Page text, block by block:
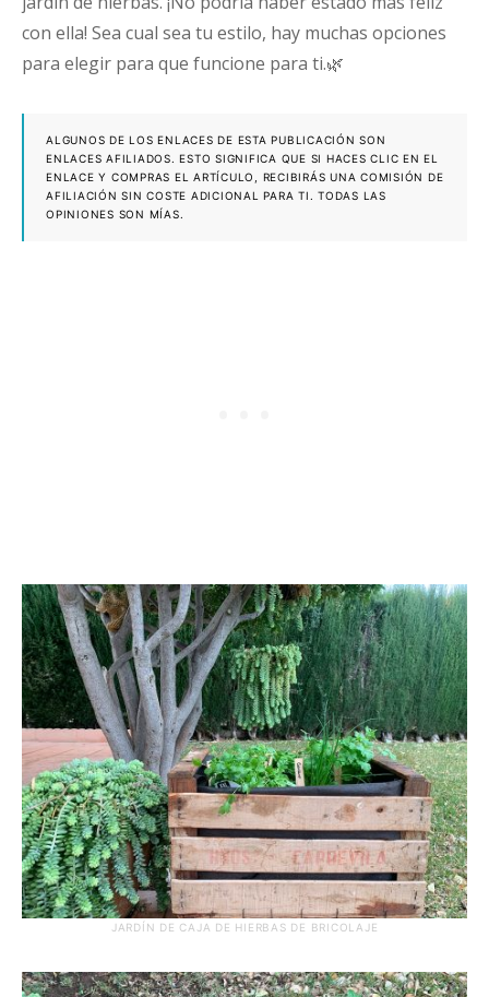
con ella! Sea cual sea tu estilo, hay muchas opciones
para elegir para que funcione para ti.🌿
ALGUNOS DE LOS ENLACES DE ESTA PUBLICACIÓN SON
ENLACES AFILIADOS. ESTO SIGNIFICA QUE SI HACES CLIC EN EL
ENLACE Y COMPRAS EL ARTÍCULO, RECIBIRÁS UNA COMISIÓN DE
AFILIACIÓN SIN COSTE ADICIONAL PARA TI. TODAS LAS
OPINIONES SON MÍAS.
JARDÍN DE CAJA DE HIERBAS DE BRICOLAJE